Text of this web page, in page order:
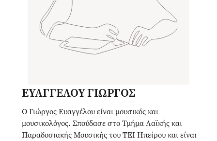
ΕΥΑΓΓΕΛΟΥ ΓΙΩΡΓΟΣ
Ο Γιώργος Ευαγγέλου είναι μουσικός και
μουσικολόγος. Σπούδασε στο Τμήμα Λαϊκής και
Παραδοσιακής Μουσικής του ΤΕΙ Ηπείρου και είναι